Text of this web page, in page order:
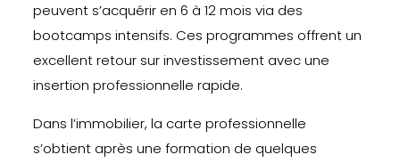
peuvent s’acquérir en 6 à 12 mois via des
bootcamps intensifs. Ces programmes offrent un
excellent retour sur investissement avec une
insertion professionnelle rapide.
Dans l’immobilier, la carte professionnelle
s’obtient après une formation de quelques